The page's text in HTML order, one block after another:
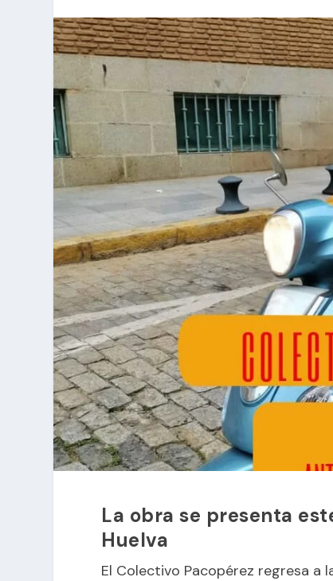
La obra se presenta
Huelva
El Colectivo Pacopérez regresa a